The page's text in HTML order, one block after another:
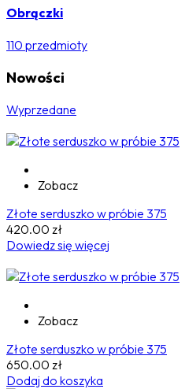
Obrączki
110 przedmioty
Nowości
Wyprzedane
Zobacz
Złote serduszko w próbie 375
420.00 zł
Dowiedz się więcej
Zobacz
Złote serduszko w próbie 375
650.00 zł
Dodaj do koszyka